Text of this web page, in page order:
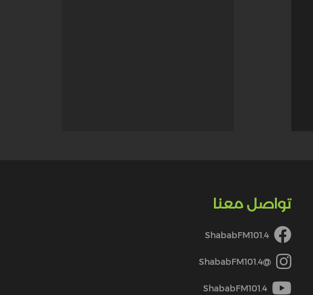
تواصل معنا
ShababFM101.4
@ShababFM101.4
ShababFM101.4